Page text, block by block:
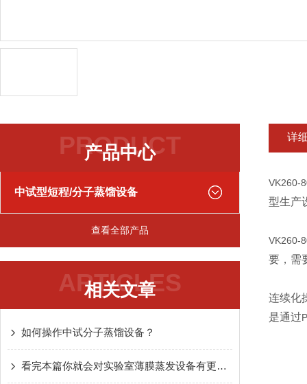
PRODUCT
产品中心
中试型短程/分子蒸馏设备
查看全部产品
ARTICLES
相关文章
如何操作中试分子蒸馏设备？
看完本篇你就会对实验室薄膜蒸发设备有更多了解
详
VK260-
型生产
VK260-
要，需
连续化
是通过